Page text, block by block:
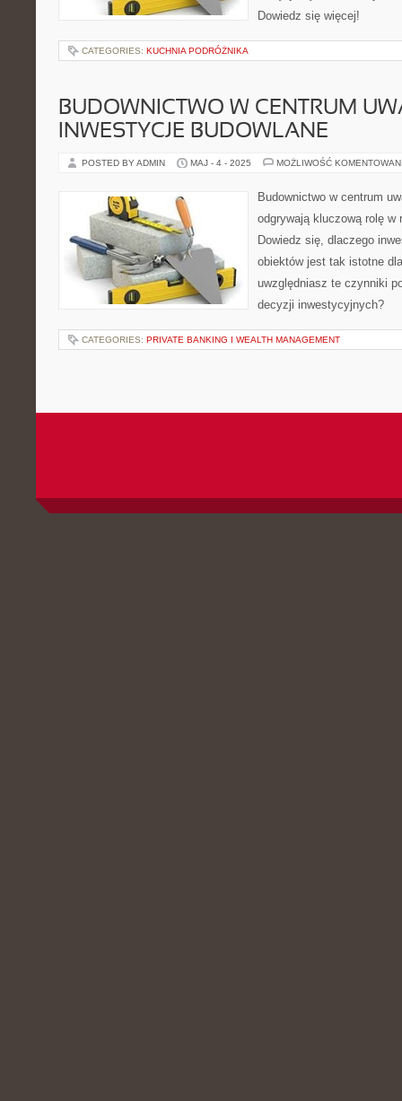
Dowiedz się więcej!
CATEGORIES: KUCHNIA PODRÓŻNIKA
BUDOWNICTWO W CENTRUM
INWESTYCJE BUDOWLANE
POSTED BY ADMIN MAJ - 4 - 2025 MOŻLIWOŚĆ
Budownictwo w centrum
odgrywają kluczową rolę w
Dowiedz się, dlaczego
obiektów jest tak istotne
uwzględniasz te czynniki
decyzji inwestycyjnych?
CATEGORIES: PRIVATE BANKING I WEALTH MANAGEMENT